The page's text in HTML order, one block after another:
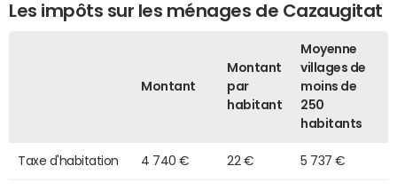
Les impôts sur les ménages de Cazaugitat
Montant
Montant
par
habitant
Moyenne
villages de
moins de
250
habitants
Taxe d'habitation 4 740 € 22 € 5 737 €